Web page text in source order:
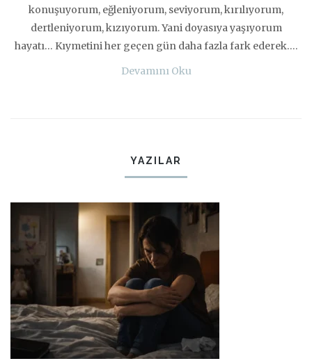
konuşuyorum, eğleniyorum, seviyorum, kırılıyorum,
dertleniyorum, kızıyorum. Yani doyasıya yaşıyorum
hayatı… Kıymetini her geçen gün daha fazla fark ederek….
Devamını Oku
YAZILAR